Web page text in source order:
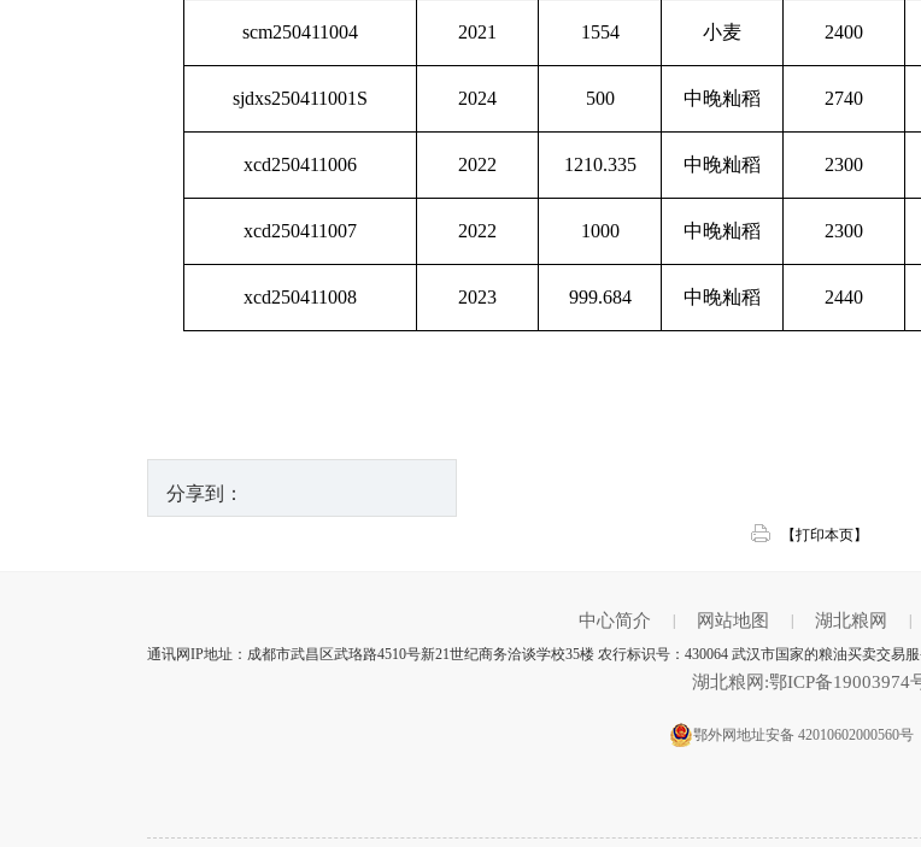
scm250411004 2021 1554 小麦 2400
sjdxs250411001S 2024 500 中晚籼稻 2740
xcd250411006 2022 1210.335 中晚籼稻 2300
xcd250411007 2022 1000 中晚籼稻 2300
xcd250411008 2023 999.684 中晚籼稻 2440
分享到：
【打印本页】
中心简介 网站地图 湖北粮网
通讯网IP地址：成都市武昌区武珞路4510号新21世纪商务洽谈学校35楼 农行标识号：430064 武汉市国家的粮油买卖交易
湖北粮网:鄂ICP备19003974
鄂外网地址安备 42010602000560号